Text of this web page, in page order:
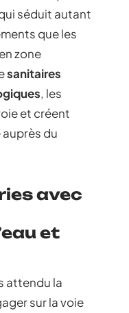
séduit autant
que les
zone
sanitaires
, les
et créent
du
avec
et
attendu la
sur la voie